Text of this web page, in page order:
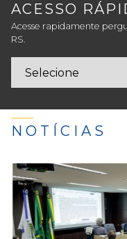
ACESSO
Acesse rapidamente
RS.
NOTÍCIAS